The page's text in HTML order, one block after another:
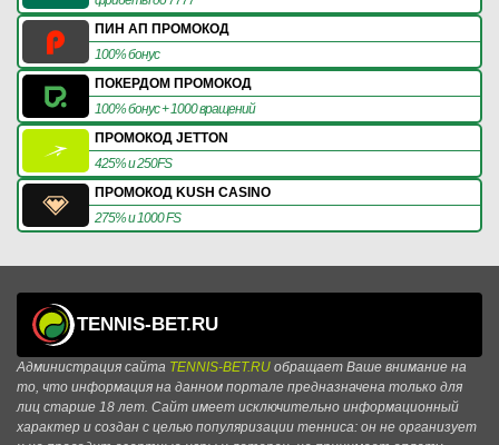
ПИН АП ПРОМОКОД
100% бонус
ПОКЕРДОМ ПРОМОКОД
100% бонус + 1000 вращений
ПРОМОКОД JETTON
425% и 250FS
ПРОМОКОД KUSH CASINO
275% и 1000 FS
TENNIS-BET.RU
Администрация сайта TENNIS-BET.RU обращает Ваше внимание на
то, что информация на данном портале предназначена только для
лиц старше 18 лет. Сайт имеет исключительно информационный
характер и создан с целью популяризации тенниса: он не организует